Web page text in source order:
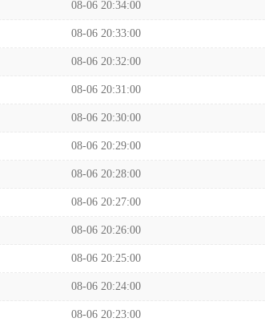
08-06 20:34:00
08-06 20:33:00
08-06 20:32:00
08-06 20:31:00
08-06 20:30:00
08-06 20:29:00
08-06 20:28:00
08-06 20:27:00
08-06 20:26:00
08-06 20:25:00
08-06 20:24:00
08-06 20:23:00